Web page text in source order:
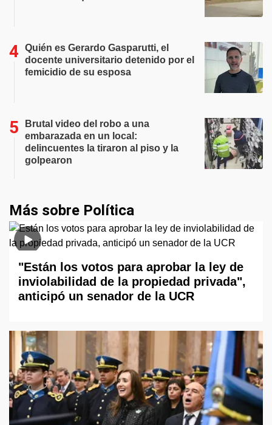
Quién es Gerardo Gasparutti, el
docente universitario detenido por el
femicidio de su esposa
Brutal video del robo a una
embarazada en un local:
delincuentes la tiraron al piso y la
golpearon
Más sobre Política
"Están los votos para aprobar la ley de
inviolabilidad de la propiedad privada",
anticipó un senador de la UCR